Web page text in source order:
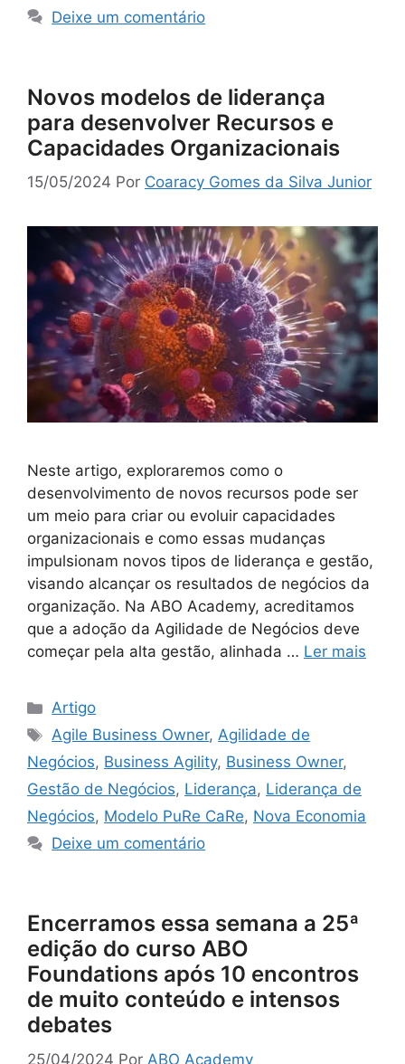
Deixe um comentário
Novos modelos de liderança
para desenvolver Recursos e
Capacidades Organizacionais
15/05/2024 Por Coaracy Gomes da Silva Junior
Neste artigo, exploraremos como o
desenvolvimento de novos recursos pode ser
um meio para criar ou evoluir capacidades
organizacionais e como essas mudanças
impulsionam novos tipos de liderança e gestão,
visando alcançar os resultados de negócios da
organização. Na ABO Academy, acreditamos
que a adoção da Agilidade de Negócios deve
começar pela alta gestão, alinhada … Ler mais
Artigo
Agile Business Owner,Agilidade de
Negócios, Business Agility, Business Owner,
Gestão de Negócios, Liderança, Liderança de
Negócios, Modelo PuRe CaRe, Nova Economia
Deixe um comentário
Encerramos essa semana a 25ª
edição do curso ABO
Foundations após 10 encontros
de muito conteúdo e intensos
debates
25/04/2024 Por ABO Academy